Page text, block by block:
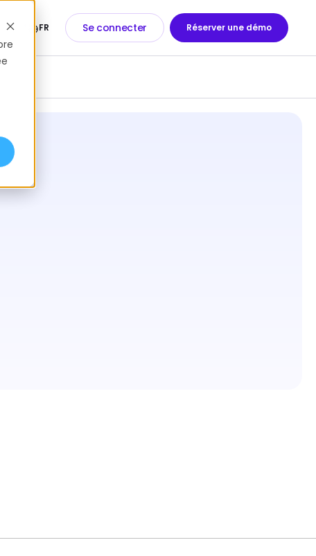
FR Se connecter Réserver une démo